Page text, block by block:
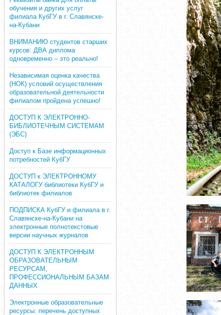
обучения и других услуг
филиала КубГУ в г. Славянске-
на-Кубани
ВНИМАНИЮ студентов старших
курсов: ДВА диплома
одновременно – это реально!
Независимая оценка качества
(НОК) условий осуществления
образовательной деятельности
филиалом пройдена успешно!
ДОСТУП К ЭЛЕКТРОННО-
БИБЛИОТЕЧНЫМ СИСТЕМАМ
(ЭБС)
Доступ к Базе информационных
потребностей КубГУ
ДОСТУП к ЭЛЕКТРОННОМУ
КАТАЛОГУ библиотеки КубГУ и
библиотек филиалов
ПОДПИСКА КубГУ и филиала в г.
Славянске-на-Кубани на
электронные полнотекстовые
версии научных журналов
ДОСТУП К ЭЛЕКТРОННЫМ
ОБРАЗОВАТЕЛЬНЫМ
РЕСУРСАМ,
ПРОФЕССИОНАЛЬНЫМ БАЗАМ
ДАННЫХ
Электронные образовательные
ресурсы: перечень доступных